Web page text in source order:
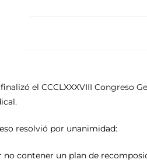
el CCCLXXXVIII Congreso
resolvió por unanimidad:
no contener un plan de